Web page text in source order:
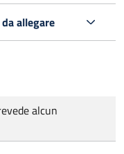
allegare
alcun